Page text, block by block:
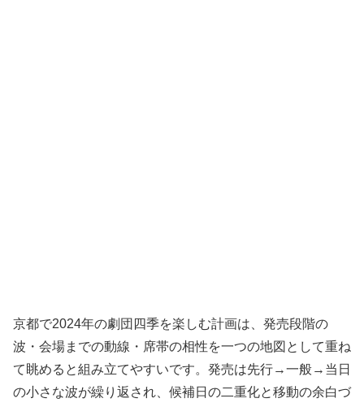
京都で2024年の劇団四季を楽しむ計画は、発売段階の
波・会場までの動線・席帯の相性を一つの地図として重ね
て眺めると組み立てやすいです。発売は先行→一般→当日
の小さな波が繰り返され、候補日の二重化と移動の余白づ